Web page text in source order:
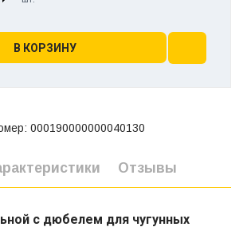
В КОРЗИНУ
000190000000040130
Отзывы
с дюбелем для чугунных